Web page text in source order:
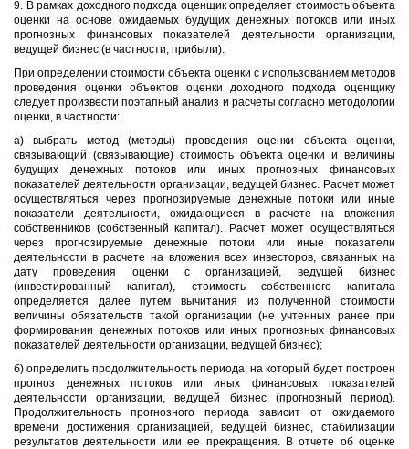
9. В рамках доходного подхода оценщик определяет стоимость объекта
оценки на основе ожидаемых будущих денежных потоков или иных
прогнозных финансовых показателей деятельности организации,
ведущей бизнес (в частности, прибыли).
При определении стоимости объекта оценки с использованием методов
проведения оценки объектов оценки доходного подхода оценщику
следует произвести поэтапный анализ и расчеты согласно методологии
оценки, в частности:
а) выбрать метод (методы) проведения оценки объекта оценки,
связывающий (связывающие) стоимость объекта оценки и величины
будущих денежных потоков или иных прогнозных финансовых
показателей деятельности организации, ведущей бизнес. Расчет может
осуществляться через прогнозируемые денежные потоки или иные
показатели деятельности, ожидающиеся в расчете на вложения
собственников (собственный капитал). Расчет может осуществляться
через прогнозируемые денежные потоки или иные показатели
деятельности в расчете на вложения всех инвесторов, связанных на
дату проведения оценки с организацией, ведущей бизнес
(инвестированный капитал), стоимость собственного капитала
определяется далее путем вычитания из полученной стоимости
величины обязательств такой организации (не учтенных ранее при
формировании денежных потоков или иных прогнозных финансовых
показателей деятельности организации, ведущей бизнес);
б) определить продолжительность периода, на который будет построен
прогноз денежных потоков или иных финансовых показателей
деятельности организации, ведущей бизнес (прогнозный период).
Продолжительность прогнозного периода зависит от ожидаемого
времени достижения организацией, ведущей бизнес, стабилизации
результатов деятельности или ее прекращения. В отчете об оценке